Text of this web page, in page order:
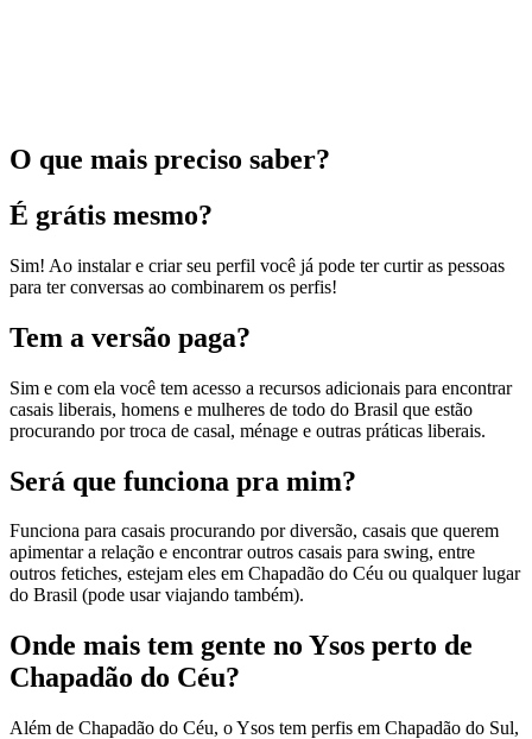
O que mais preciso saber?
É grátis mesmo?
Sim! Ao instalar e criar seu perfil você já pode ter curtir as pessoas
para ter conversas ao combinarem os perfis!
Tem a versão paga?
Sim e com ela você tem acesso a recursos adicionais para encontrar
casais liberais, homens e mulheres de todo do Brasil que estão
procurando por troca de casal, ménage e outras práticas liberais.
Será que funciona pra mim?
Funciona para casais procurando por diversão, casais que querem
apimentar a relação e encontrar outros casais para swing, entre
outros fetiches, estejam eles em Chapadão do Céu ou qualquer lugar
do Brasil (pode usar viajando também).
Onde mais tem gente no Ysos perto de
Chapadão do Céu?
Além de Chapadão do Céu, o Ysos tem perfis em Chapadão do Sul,